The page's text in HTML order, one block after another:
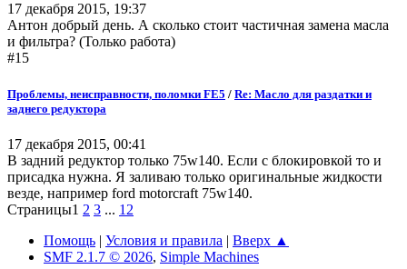
17 декабря 2015, 19:37
Антон добрый день. А сколько стоит частичная замена масла
и фильтра? (Только работа)
#15
Проблемы, неисправности, поломки FE5 / Re: Масло для раздатки и
заднего редуктора
17 декабря 2015, 00:41
В задний редуктор только 75w140. Если с блокировкой то и
присадка нужна. Я заливаю только оригинальные жидкости
везде, например ford motorcraft 75w140.
Страницы1 2 3 ... 12
Помощь | Условия и правила | Вверх ▲
SMF 2.1.7 © 2026, Simple Machines